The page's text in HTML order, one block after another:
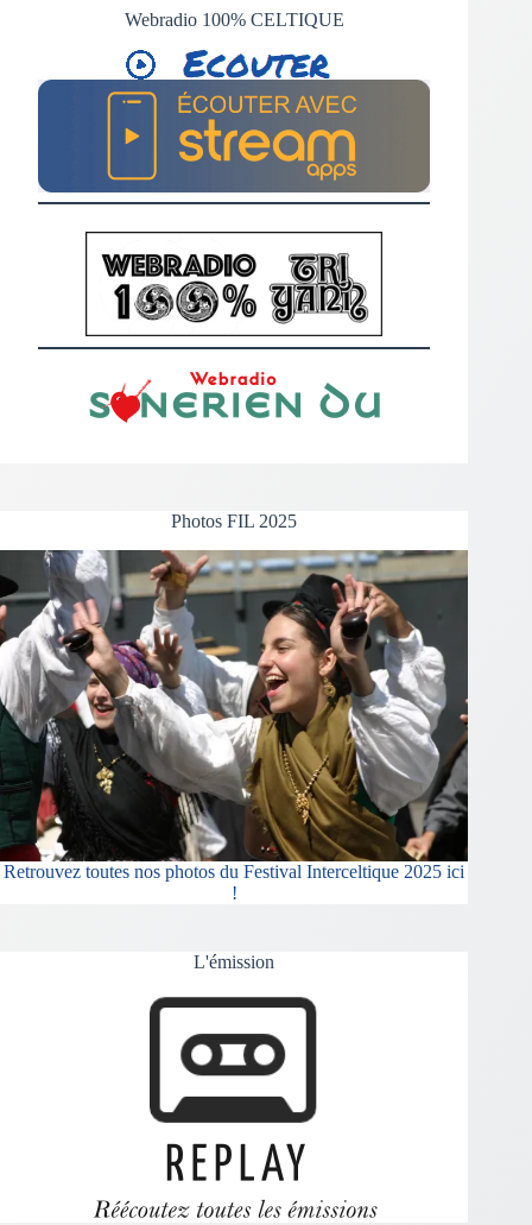
Webradio 100% CELTIQUE
Photos FIL 2025
Retrouvez toutes nos photos du Festival Interceltique 2025 ici
!
L'émission